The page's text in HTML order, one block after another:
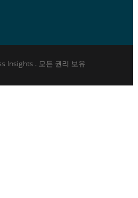
Insights . 모든 권리 보유